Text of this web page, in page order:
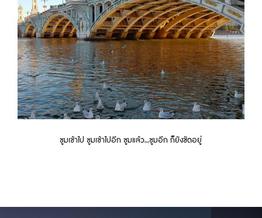
ซูมเข้าไป ซูมเข้าไปอีก ซูมแล้ว...ซูมอีก ก็ยังชัดอยู่